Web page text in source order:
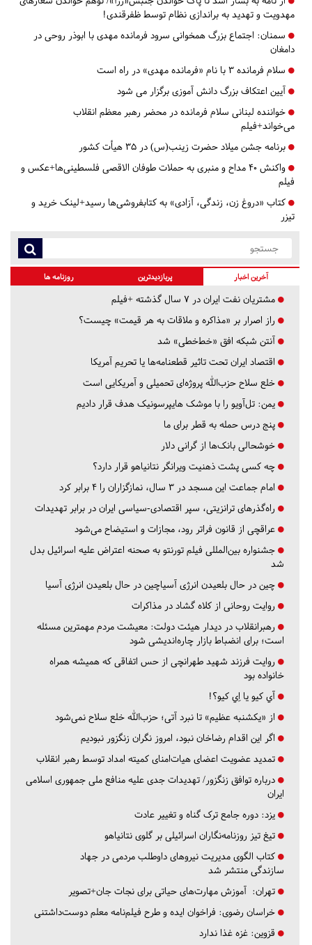
مهدویت و تهدید به براندازی نظام توسط ظفرقندی!
سمنان: اجتماع بزرگ همخوانی سرود فرمانده مهدی با ابوذر روحی در
دامغان
سلام فرمانده 3 با نام «فرمانده مهدی» در راه است
آیین اعتکاف بزرگ دانش آموزی برگزار می شود
خواننده لبنانی سلام فرمانده در محضر رهبر معظم انقلاب
می‌خواند+فیلم
برنامه جشن میلاد حضرت زینب(س) در 35 هیأت کشور
واکنش 40 مداح و منبری به حملات طوفان الاقصی فلسطینی‌ها+عکس و
فیلم
کتاب «دروغ زن، زندگی، آزادی» به کتابفروشی‌ها رسید+لینک خرید و
تیزر
آخرین اخبار پربازدیدترین روزنامه ها
مشتریان نفت ایران در ۷ سال گذشته +فیلم
راز اصرار بر «مذاکره و ملاقات به هر قیمت» چیست؟
آنتن شبکه افق «خط‌خطی» شد
اقتصاد ایران تحت تاثیر قطعنامه‌ها یا تحریم‌ آمریکا
خلع سلاح حزب‌الله پروژه‌ای تحمیلی و آمریکایی است
یمن: تل‌آویو را با موشک هایپرسونیک هدف قرار دادیم
پنج درس‌ حمله به قطر برای ما
خوشحالی بانک‌ها از گرانی دلار
چه کسی پشت ذهنیت ویرانگر نتانیاهو قرار دارد؟
امام جماعت این مسجد در ۳ سال، نمازگزاران را ۴ برابر کرد
راه‌گذرهای ترانزیتی، سپر اقتصادی-سیاسی ایران در برابر تهدیدات
عراقچی از قانون فراتر رود، مجازات و استیضاح می‌شود
جشنواره بین‌المللی فیلم تورنتو به صحنه اعتراض علیه اسرائیل بدل
شد
چین در حال بلعیدن انرژی آسیاچین در حال بلعیدن انرژی آسیا
روایت روحانی از کلاه گشاد در مذاکرات
رهبرانقلاب در دیدار هیئت دولت: معیشت مردم مهمترین مسئله
است؛ برای انضباط بازار چاره‌اندیشی شود
روایت فرزند شهید طهرانچی از حس اتفاقی که همیشه همراه
خانواده بود
آي كيو يا اِي كيو؟!
از «یکشنبه عظیم» تا نبرد آتی؛ حزب‌الله خلع سلاح نمی‌شود
اگر این اقدام رضاخان نبود، امروز نگران زنگزور نبودیم
تمدید عضویت اعضای هیات‌امنای کمیته امداد توسط رهبر انقلاب
درباره توافق زنگزور/ تهدیدات جدی علیه منافع ملی جمهوری اسلامی
ایران
یزد: دوره جامع ترک گناه و تغییر عادت
تیغ تیز روزنامه‌نگاران اسرائیلی بر گلوی نتانیاهو
کتاب الگوی مدیریت نیروهای داوطلب مردمی در جهاد
سازندگی منتشر شد
تهران: آموزش مهارت‌های حیاتی برای نجات جان+تصویر
خراسان رضوی: فراخوان ایده و طرح فیلم‌نامه معلم دوست‌داشتنی
قزوین: غزه غذا ندارد